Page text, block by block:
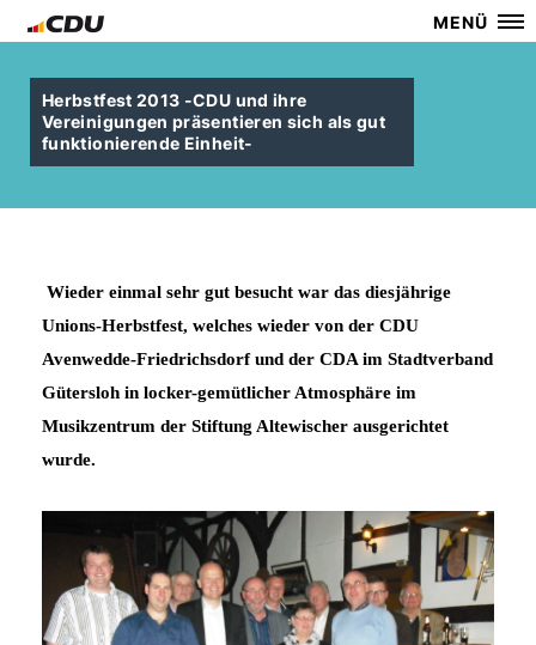
MENÜ
Herbstfest 2013 -CDU und ihre
Vereinigungen präsentieren sich als gut
funktionierende Einheit-
Wieder einmal sehr gut besucht war das diesjährige
Unions-Herbstfest, welches wieder von der CDU
Avenwedde-Friedrichsdorf und der CDA im Stadtverband
Gütersloh in locker-gemütlicher Atmosphäre im
Musikzentrum der Stiftung Altewischer ausgerichtet
wurde.